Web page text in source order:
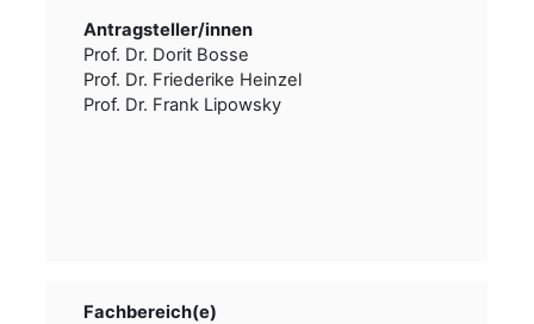
Antragsteller/­­innen
Prof. Dr. Dorit Bosse
Prof. Dr. Friederike Heinzel
Prof. Dr. Frank Lipowsky
Fachbereich(e)